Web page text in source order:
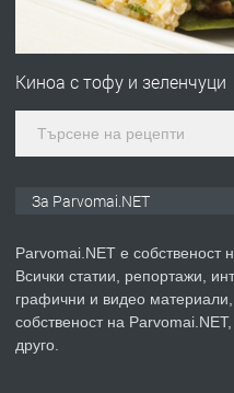
ПРЕДЛАГА
Киноа с тофу и зеленчуци
За Parvomai.NET
Parvomai.NET е
Всички статии, репортажи,
графични и видео материали,
собственост на
друго.